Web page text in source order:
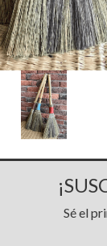
Sé el